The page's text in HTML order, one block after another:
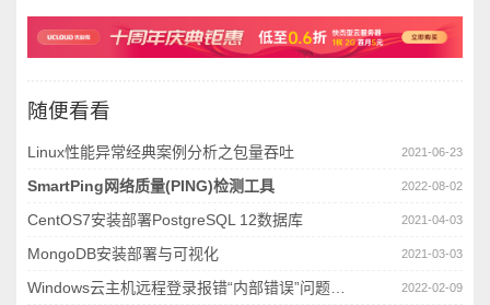
随便看看
2021-06-23
Linux性能异常经典案例分析之包量吞吐
2022-08-02
SmartPing网络质量(PING)检测工具
2021-04-03
CentOS7安装部署PostgreSQL 12数据库
2021-03-03
MongoDB安装部署与可视化
2022-02-09
Windows云主机远程登录报错“内部错误”问题分析